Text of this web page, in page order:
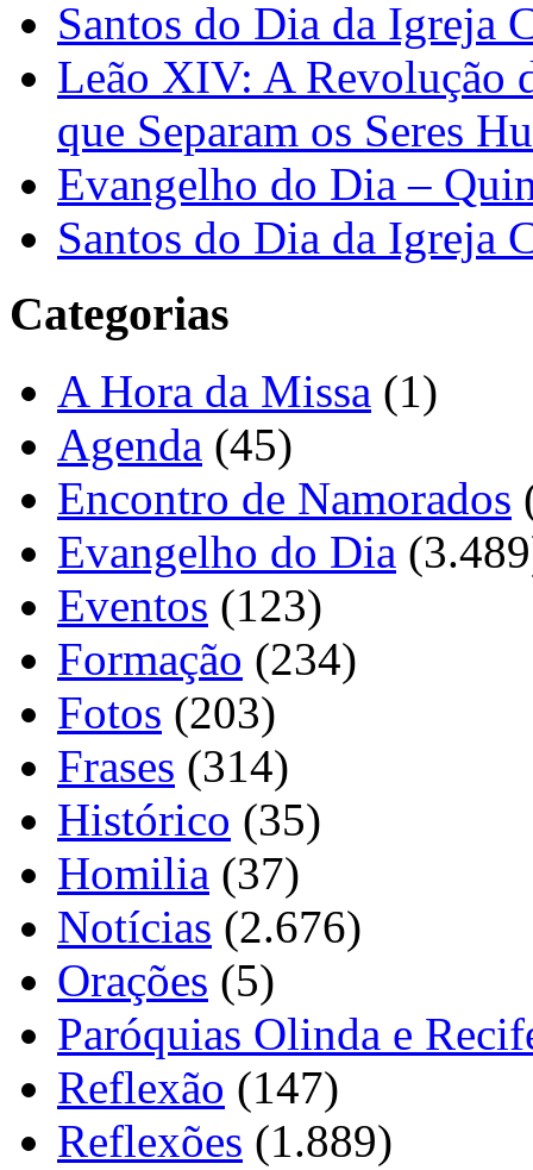
Santos do Dia da Igreja
Leão XIV: A Revolução
que Separam os Seres
Evangelho do Dia –
Santos do Dia da Igreja
Categorias
A Hora da Missa (1)
Agenda (45)
Encontro de Namorados
Evangelho do Dia
Eventos (123)
Formação (234)
Fotos (203)
Frases (314)
Histórico (35)
Homilia (37)
Notícias (2.676)
Orações (5)
Paróquias Olinda e
Reflexão (147)
Reflexões (1.889)